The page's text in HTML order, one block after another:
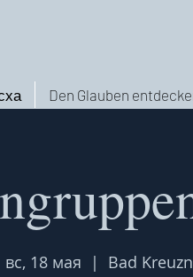
Den Glauben
вс, 18 мая
  |
Bad